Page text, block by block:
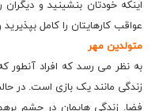
اینکه خودتان بنشینید و دیگران
عواقب کارهایتان را کامل
متولدین مهر
به نظر می رسد که افراد آنطور
زندگی مانند یک بازی است. در
فضا. زندگی هایمان در چشم